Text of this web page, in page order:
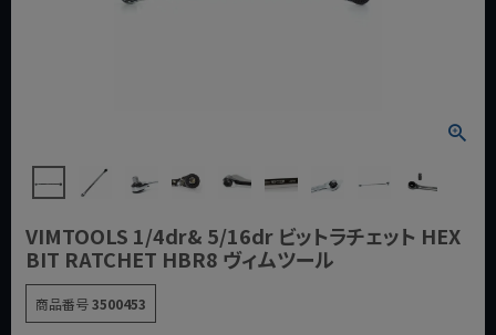
VIMTOOLS 1/4dr& 5/16dr ビットラチェット HEX
BIT RATCHET HBR8 ヴィムツール
商品番号3500453